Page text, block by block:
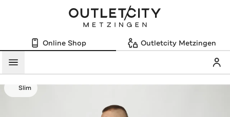
Online Shop Outletcity Metzingen
Menü
Slim